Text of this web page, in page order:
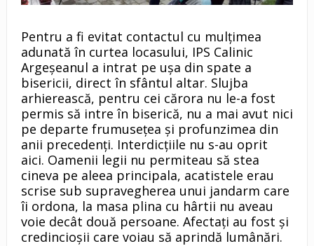
Pentru a fi evitat contactul cu mulțimea
adunată în curtea locasului, IPS Calinic
Argeșeanul a intrat pe ușa din spate a
bisericii, direct în sfântul altar. Slujba
arhierească, pentru cei cărora nu le-a fost
permis să intre în biserică, nu a mai avut nici
pe departe frumusețea și profunzimea din
anii precedenți. Interdicțiile nu s-au oprit
aici. Oamenii legii nu permiteau să stea
cineva pe aleea principala, acatistele erau
scrise sub supravegherea unui jandarm care
îi ordona, la masa plina cu hârtii nu aveau
voie decât două persoane. Afectați au fost și
credincioșii care voiau să aprindă lumânări.